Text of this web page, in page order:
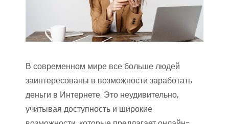
В современном мире все больше людей
заинтересованы в возможности заработать
деньги в Интернете. Это неудивительно,
учитывая доступность и широкие